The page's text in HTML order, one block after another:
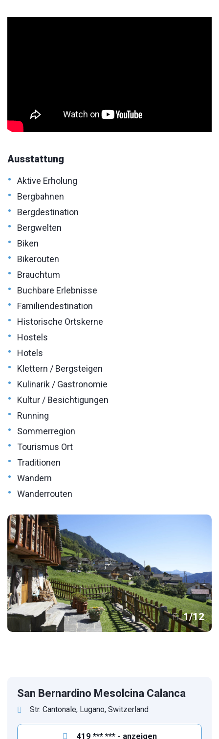
Ausstattung
• Aktive Erholung
• Bergbahnen
• Bergdestination
• Bergwelten
• Biken
• Bikerouten
• Brauchtum
• Buchbare Erlebnisse
• Familiendestination
• Historische Ortskerne
• Hostels
• Hotels
• Klettern / Bergsteigen
• Kulinarik / Gastronomie
• Kultur / Besichtigungen
• Running
• Sommerregion
• Tourismus Ort
• Traditionen
• Wandern
• Wanderrouten
1/12
San Bernardino Mesolcina Calanca
Str. Cantonale, Lugano, Switzerland
419 *** *** - anzeigen